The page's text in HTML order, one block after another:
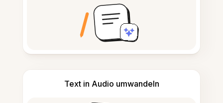
Text in Audio umwandeln